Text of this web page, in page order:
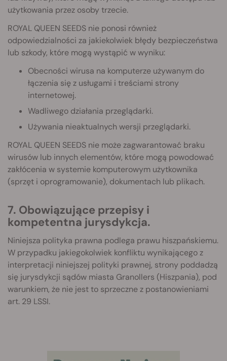
użytkowania przez osoby trzecie.
ROYAL QUEEN SEEDS nie ponosi również
odpowiedzialności za jakiekolwiek błędy bezpieczeństwa
lub szkody, które mogą wystąpić w wyniku:
Obecności wirusa na komputerze używanym do
łączenia się z usługami i treściami strony
internetowej.
Wadliwego działania przeglądarki.
Używania nieaktualnych wersji przeglądarki.
ROYAL QUEEN SEEDS nie może zagwarantować braku
wirusów lub innych elementów, które mogą powodować
zakłócenia w systemie komputerowym użytkownika
(sprzęt i oprogramowanie), dokumentach lub plikach.
7. Obowiązujące przepisy i
kompetentna jurysdykcja.
Niniejsza polityka prawna podlega prawu hiszpańskiemu.
W przypadku jakiegokolwiek konfliktu wynikającego z
interpretacji niniejszej polityki prawnej, strony poddadzą
się jurysdykcji sądów miasta Granollers (Hiszpania), pod
warunkiem, że nie jest to sprzeczne z postanowieniami
art. 29 LSSI.